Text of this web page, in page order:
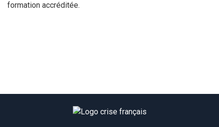
formation accréditée.